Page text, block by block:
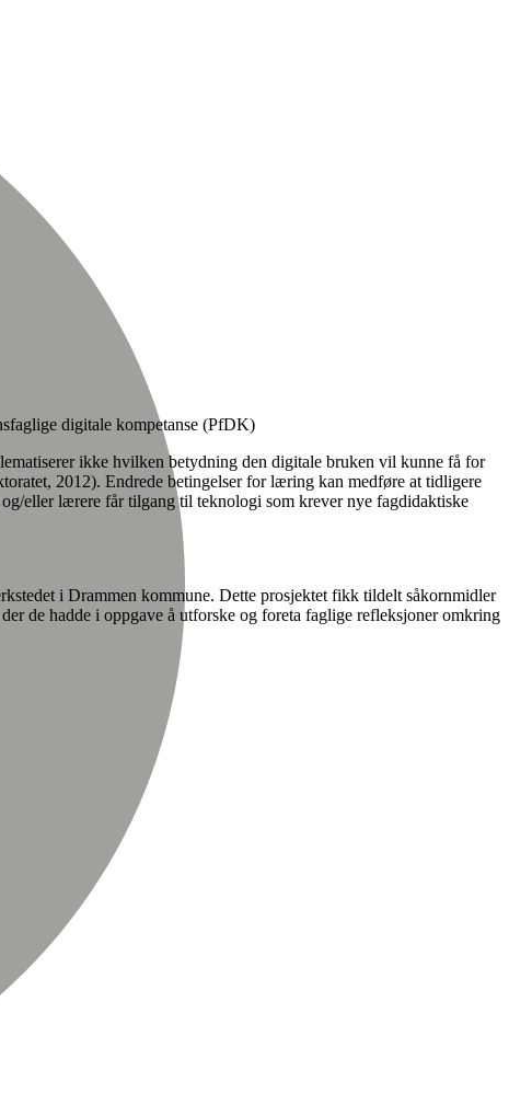
digitale kompetanse (PfDK)
ikke hvilken betydning den digitale bruken vil kunne få for
2012). Endrede betingelser for læring kan medføre at tidligere
eller lærere får tilgang til teknologi som krever nye fagdidaktiske
i Drammen kommune. Dette prosjektet fikk tildelt såkornmidler
de hadde i oppgave å utforske og foreta faglige refleksjoner omkring